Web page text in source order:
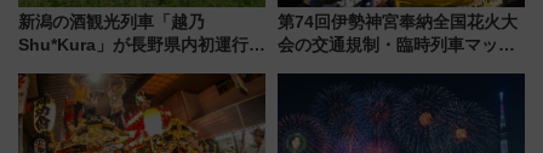
新潟の酒観光列車「越乃
Shu*Kura」が長野県内初運行！
別企画
第74回伊勢神宮奉納全国花火大
会の交通規制・臨時列車マッ